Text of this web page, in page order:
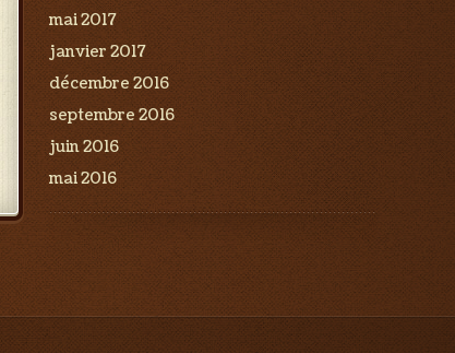
mai 2017
janvier 2017
décembre 2016
septembre 2016
juin 2016
mai 2016